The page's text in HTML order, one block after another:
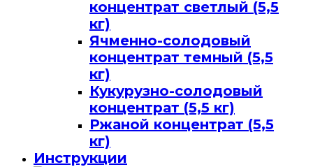
концентрат светлый (5,5
кг)
Ячменно-солодовый
концентрат темный (5,5
кг)
Кукурузно-солодовый
концентрат (5,5 кг)
Ржаной концентрат (5,5
кг)
Инструкции